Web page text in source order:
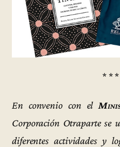
* * *
En convenio con el
Corporación Otraparte se
diferentes actividades y